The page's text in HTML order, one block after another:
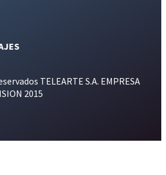
TELEARTE S.A. EMPRESA
2015